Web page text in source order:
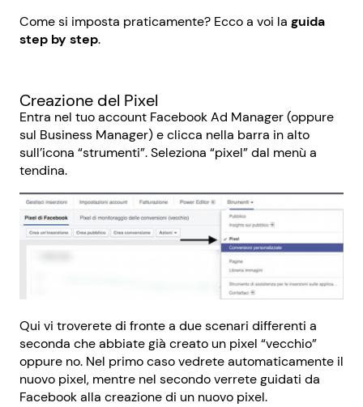
Come si imposta praticamente? Ecco a voi la guida
step by step.
Creazione del Pixel
Entra nel tuo account Facebook Ad Manager (oppure
sul Business Manager) e clicca nella barra in alto
sull’icona “strumenti”. Seleziona “pixel” dal menù a
tendina.
Qui vi troverete di fronte a due scenari differenti a
seconda che abbiate già creato un pixel “vecchio”
oppure no. Nel primo caso vedrete automaticamente il
nuovo pixel, mentre nel secondo verrete guidati da
Facebook alla creazione di un nuovo pixel.